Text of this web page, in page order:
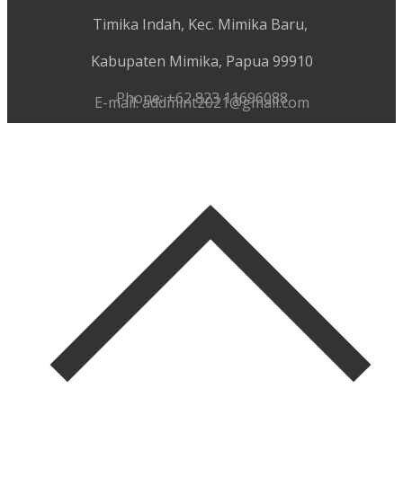
Timika Indah, Kec. Mimika Baru,
Kabupaten Mimika, Papua 99910
Phone: +62 823 11696088
E-mail: addmint2021@gmail.com